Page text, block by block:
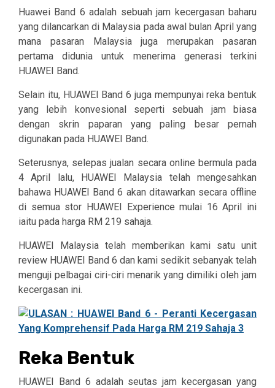
Huawei Band 6 adalah sebuah jam kecergasan baharu
yang dilancarkan di Malaysia pada awal bulan April yang
mana pasaran Malaysia juga merupakan pasaran
pertama didunia untuk menerima generasi terkini
HUAWEI Band.
Selain itu, HUAWEI Band 6 juga mempunyai reka bentuk
yang lebih konvesional seperti sebuah jam biasa
dengan skrin paparan yang paling besar pernah
digunakan pada HUAWEI Band.
Seterusnya, selepas jualan secara online bermula pada
4 April lalu, HUAWEI Malaysia telah mengesahkan
bahawa HUAWEI Band 6 akan ditawarkan secara offline
di semua stor HUAWEI Experience mulai 16 April ini
iaitu pada harga RM 219 sahaja.
HUAWEI Malaysia telah memberikan kami satu unit
review HUAWEI Band 6 dan kami sedikit sebanyak telah
menguji pelbagai ciri-ciri menarik yang dimiliki oleh jam
kecergasan ini.
Reka Bentuk
HUAWEI Band 6 adalah seutas jam kecergasan yang